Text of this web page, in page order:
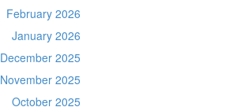
February 2026
January 2026
December 2025
November 2025
October 2025